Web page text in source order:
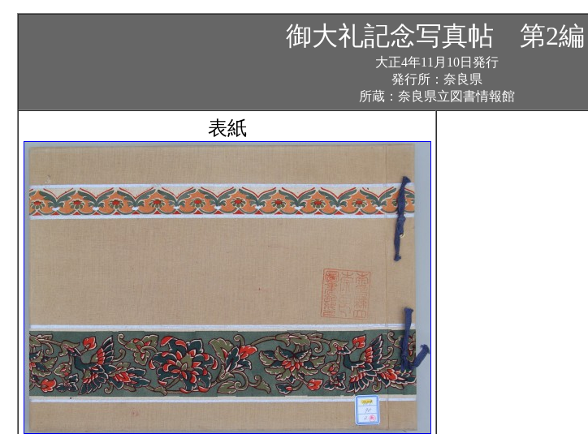
御大礼記念写真帖 第2編
大正4年11月10日発行
発行所：奈良県
所蔵：奈良県立図書情報館
表紙